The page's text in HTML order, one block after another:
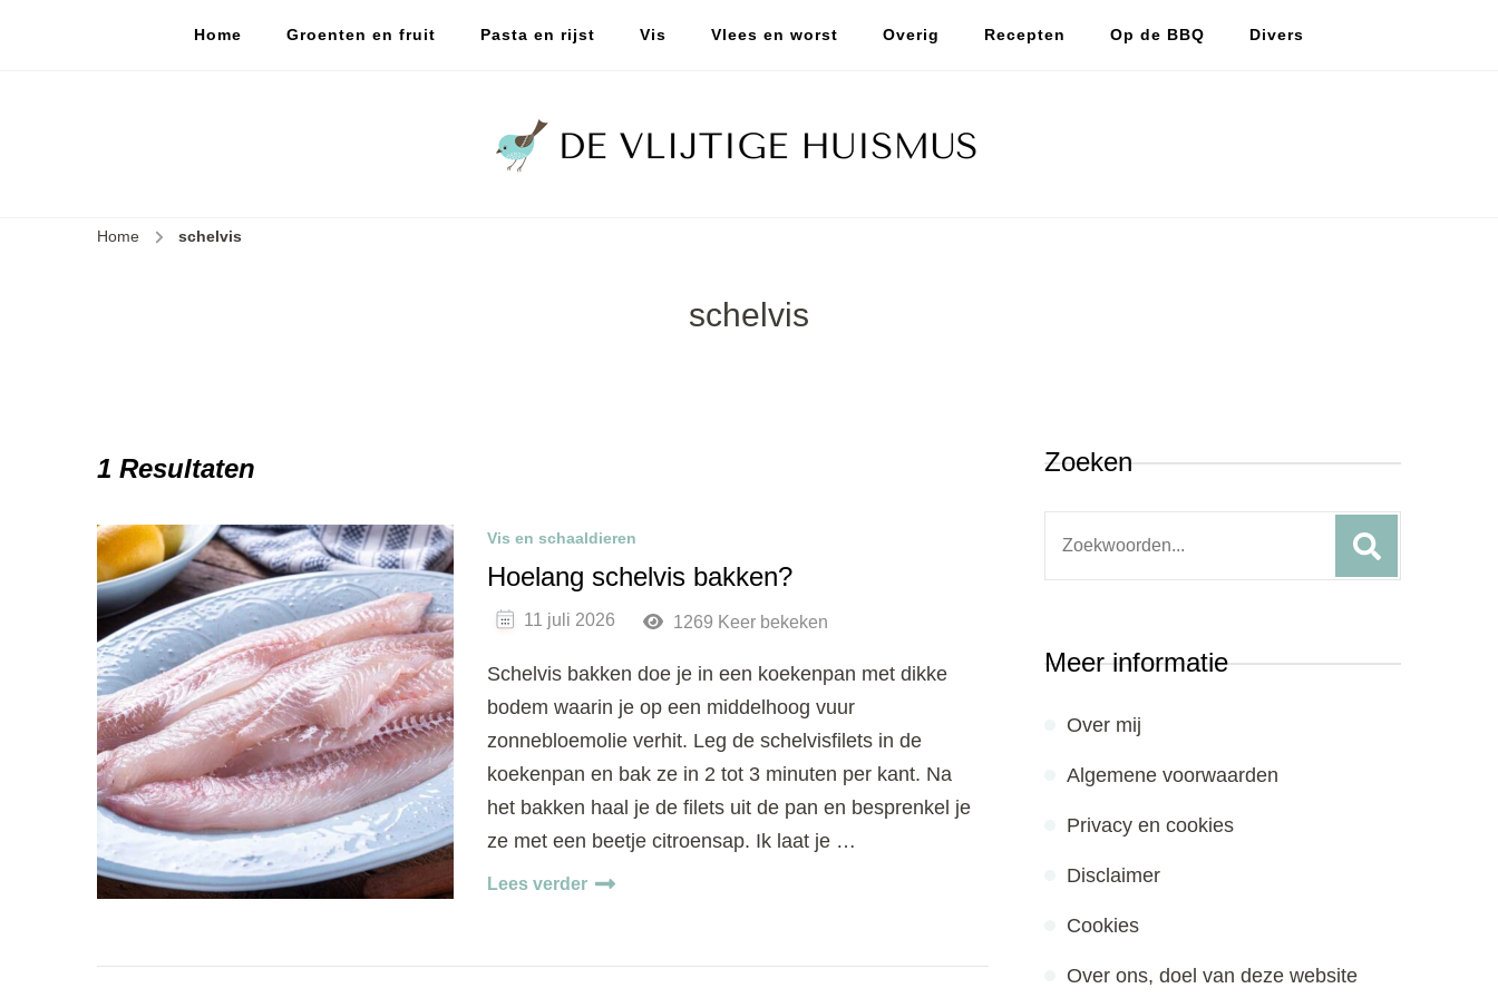
Home Groenten en fruit Pasta en rijst Vis Vlees en worst Overig Recepten Op de BBQ Divers
Home schelvis
schelvis
1 Resultaten
Vis en schaaldieren
Hoelang schelvis bakken?
11 juli 2026 1269 Keer bekeken
Schelvis bakken doe je in een koekenpan met dikke
bodem waarin je op een middelhoog vuur
zonnebloemolie verhit. Leg de schelvisfilets in de
koekenpan en bak ze in 2 tot 3 minuten per kant. Na
het bakken haal je de filets uit de pan en besprenkel je
ze met een beetje citroensap. Ik laat je …
Lees verder
Zoeken
Meer informatie
Over mij
Algemene voorwaarden
Privacy en cookies
Disclaimer
Cookies
Over ons, doel van deze website